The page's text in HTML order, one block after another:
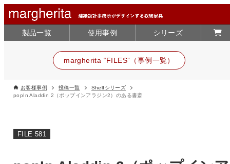
製品一覧 使用事例 シリーズ
margherita “FILES”（事例一覧）
お客様事例 投稿一覧
Shelfシリーズ
popIn Aladdin 2（ポップインアラジン2）のある書斎
FILE 581